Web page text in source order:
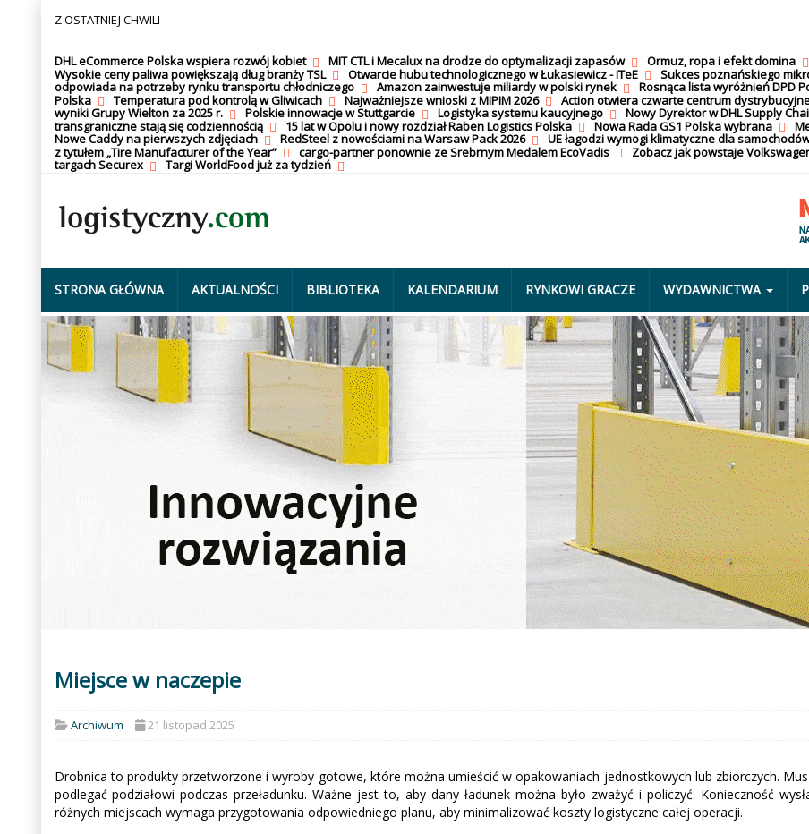
Z OSTATNIEJ CHWILI
DHL eCommerce Polska wspiera rozwój kobiet MIT CTL i Mecalux na drodze do optymalizacji zapasów Ormuz, ropa i efekt domina
Wysokie ceny paliwa powiększają dług branży TSL
Otwarcie hubu technologicznego w Łukasiewicz - ITeE Sukces poznańskiego
odpowiada na potrzeby rynku transportu chłodniczego
Amazon zainwestuje miliardy w polski rynek Rosnąca lista wyróżnień DPD
Polska
Temperatura pod kontrolą w Gliwicach Najważniejsze wnioski z MIPIM 2026 Action otwiera czwarte centrum
wyniki Grupy Wielton za 2025 r.
Polskie innowacje w Stuttgarcie Logistyka systemu kaucyjnego Nowy Dyrektor w DHL Supply
transgraniczne stają się codziennością
15 lat w Opolu i nowy rozdział Raben Logistics Polska Nowa Rada GS1 Polska wybrana
Nowe Caddy na pierwszych zdjęciach
RedSteel z nowościami na Warsaw Pack 2026 UE łagodzi wymogi klimatyczne dla
z tytułem „Tire Manufacturer of the Year”
cargo-partner ponownie ze Srebrnym Medalem EcoVadis Zobacz jak powstaje
targach Securex
Targi WorldFood już za tydzień
STRONA GŁÓWNA AKTUALNOŚCI BIBLIOTEKA KALENDARIUM RYNKOWI GRACZE WYDAWNICTWA
Miejsce w naczepie
Archiwum 21 listopad 2025
Drobnica to produkty przetworzone i wyroby gotowe, które można umieścić w opakowaniach jednostkowych lub zbiorczych.
podlegać podziałowi podczas przeładunku. Ważne jest to, aby dany ładunek można było zważyć i policzyć. Konieczność
różnych miejscach wymaga przygotowania odpowiedniego planu, aby minimalizować koszty logistyczne całej operacji.